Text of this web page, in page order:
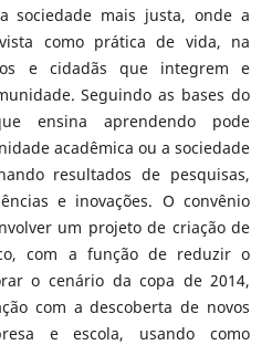
sociedade mais justa, onde a
como prática de vida, na
e cidadãs que integrem e
Seguindo as bases do
ensina aprendendo pode
acadêmica ou a sociedade
resultados de pesquisas,
e inovações. O convênio
um projeto de criação de
com a função de reduzir o
o cenário da copa de 2014,
com a descoberta de novos
e escola, usando como